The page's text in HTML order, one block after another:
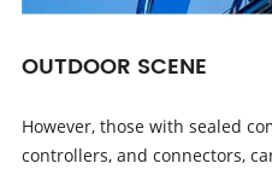
OUTDOOR SCENE
However, those with sealed
controllers, and connectors,